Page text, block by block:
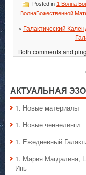
Posted in 1 Волна
ВолнаБожественной
« Галактический
Both comments and
АКТУАЛЬНАЯ
1. Hовые материалы
1. Hовые ченнелинги
1. Ежедневный
1. Мария Магдалина,
Инь